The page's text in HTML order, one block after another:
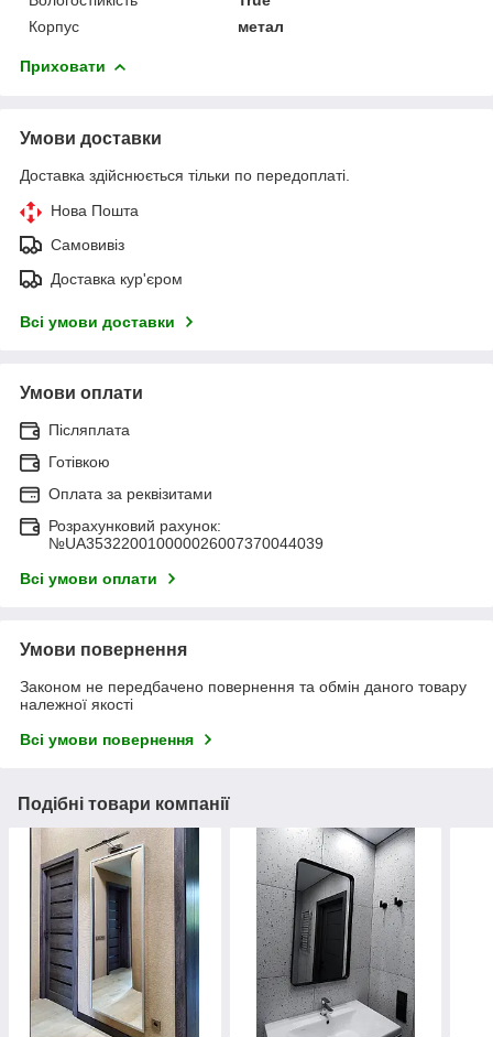
Корпус
метал
Приховати
Умови доставки
Доставка здійснюється тільки по передоплаті.
Нова Пошта
Самовивіз
Доставка кур'єром
Всі умови доставки
Умови оплати
Післяплата
Готівкою
Оплата за реквізитами
Розрахунковий рахунок:
№UA353220010000026007370044039
Всі умови оплати
Умови повернення
Законом не передбачено повернення та обмін даного товару
належної якості
Всі умови повернення
Подібні товари компанії